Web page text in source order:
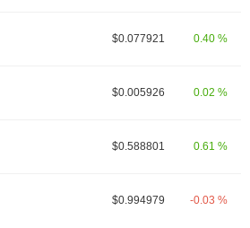
$0.077921 0.40 %
$0.005926 0.02 %
$0.588801 0.61 %
$0.994979 -0.03 %